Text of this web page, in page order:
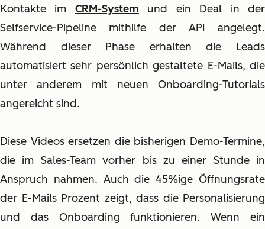
Kontakte im CRM-System und ein Deal in der
Selfservice-Pipeline mithilfe der API angelegt.
Während dieser Phase erhalten die Leads
automatisiert sehr persönlich gestaltete E-Mails, die
unter anderem mit neuen Onboarding-Tutorials
angereicht sind.
Diese Videos ersetzen die bisherigen Demo-Termine,
die im Sales-Team vorher bis zu einer Stunde in
Anspruch nahmen. Auch die 45%ige Öffnungsrate
der E-Mails Prozent zeigt, dass die Personalisierung
und das Onboarding funktionieren. Wenn ein